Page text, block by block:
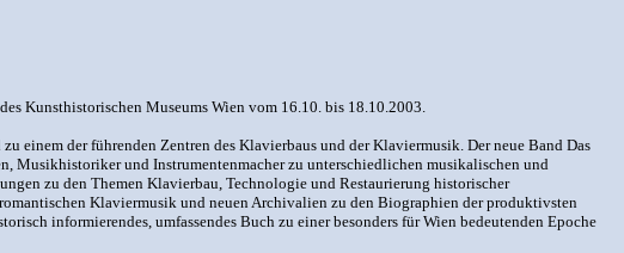
Kunsthistorischen Museums Wien vom 16.10. bis 18.10.2003.
einem der führenden Zentren des Klavierbaus und der Klaviermusik. Der neue Band Das
Musikhistoriker und Instrumentenmacher zu unterschiedlichen musikalischen und
zu den Themen Klavierbau, Technologie und Restaurierung historischer
Klaviermusik und neuen Archivalien zu den Biographien der produktivsten
informierendes, umfassendes Buch zu einer besonders für Wien bedeutenden Epoche